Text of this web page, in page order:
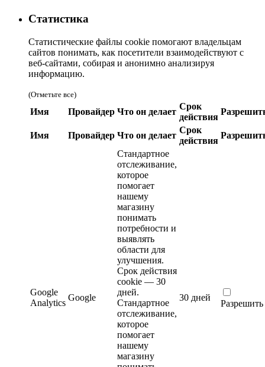
Статистика
Статистические файлы cookie помогают владельцам
сайтов понимать, как посетители взаимодействуют с
веб-сайтами, собирая и анонимно анализируя
информацию.
(Отметьте все)
Имя Провайдер Что он делает
Срок
действия
Имя Провайдер Что он делает
Срок
действия
Google
Analytics
Google
Стандартное
отслеживание,
которое
помогает
нашему
магазину
понимать
потребности и
выявлять
области для
улучшения.
Срок действия
cookie — 30
дней.
Стандартное
отслеживание,
которое
помогает
нашему
магазину
30 дней
Разрешить